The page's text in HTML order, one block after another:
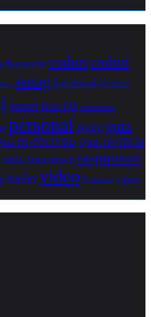
Bucuresti coduri coduri
emag facebook femei
jocuri Kiss FM maramures
personal pozequiz
HI-TECH Biz Quiz HI-TECH
Quiz Tehnologie raspunsuri
trailer video Vodafone yahoo